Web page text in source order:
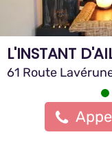
L'INSTANT
61 Route